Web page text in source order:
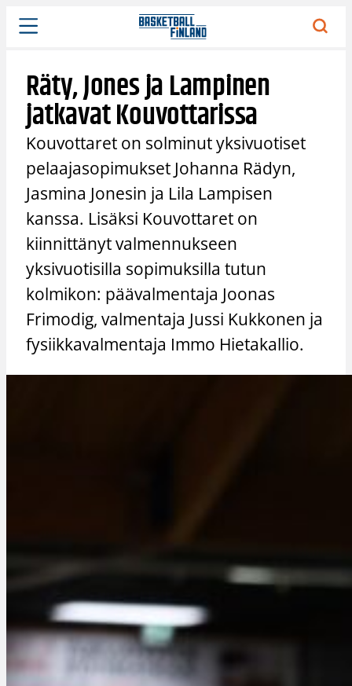
Siirry
sisältöön
Räty, Jones ja Lampinen
jatkavat Kouvottarissa
Kouvottaret on solminut yksivuotiset
pelaajasopimukset Johanna Rädyn,
Jasmina Jonesin ja Lila Lampisen
kanssa. Lisäksi Kouvottaret on
kiinnittänyt valmennukseen
yksivuotisilla sopimuksilla tutun
kolmikon: päävalmentaja Joonas
Frimodig, valmentaja Jussi Kukkonen ja
fysiikkavalmentaja Immo Hietakallio.